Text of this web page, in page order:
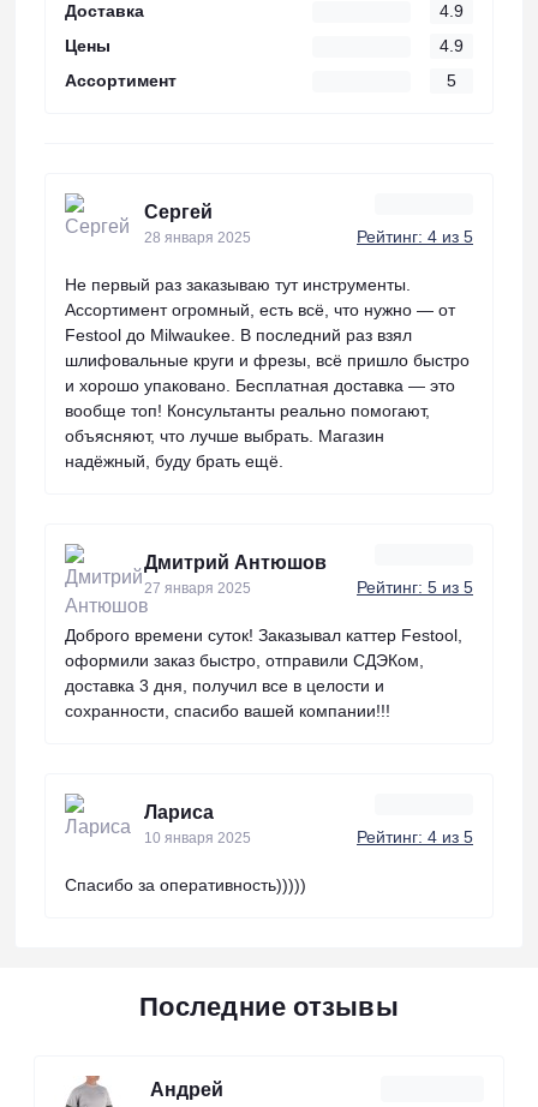
Доставка
4.9
Цены
4.9
Ассортимент
5
Сергей
28 января 2025 Рейтинг: 4 из 5
Не первый раз заказываю тут инструменты.
Ассортимент огромный, есть всё, что нужно — от
Festool до Milwaukee. В последний раз взял
шлифовальные круги и фрезы, всё пришло быстро
и хорошо упаковано. Бесплатная доставка — это
вообще топ! Консультанты реально помогают,
объясняют, что лучше выбрать. Магазин
надёжный, буду брать ещё.
Дмитрий Антюшов
27 января 2025 Рейтинг: 5 из 5
Доброго времени суток! Заказывал каттер Festool,
оформили заказ быстро, отправили СДЭКом,
доставка 3 дня, получил все в целости и
сохранности, спасибо вашей компании!!!
Лариса
10 января 2025 Рейтинг: 4 из 5
Спасибо за оперативность)))))
Последние отзывы
Андрей